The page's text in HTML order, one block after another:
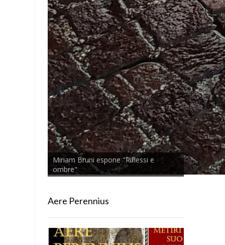
Miriam Bruni espone "Riflessi e
ombre"
Aere Perennius